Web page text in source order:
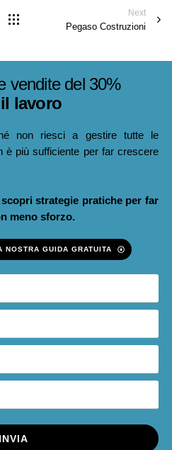
Next
Pegaso Costruzioni
vendite del 30%
lavoro
non riesci a gestire tutte le
è più sufficiente per far crescere
strategie pratiche per far
meno sforzo.
NOSTRA GUIDA GRATUITA
INVIA